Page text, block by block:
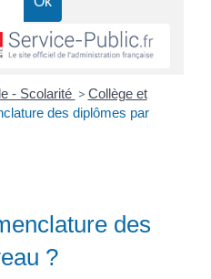
- Scolarité > Collège et
des diplômes par
des
?